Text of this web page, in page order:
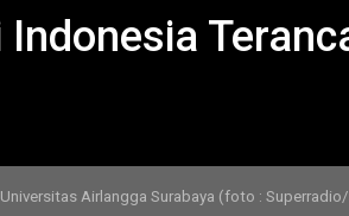
Airlangga Surabaya (foto :